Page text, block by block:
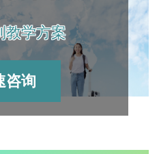
教学方案
咨询